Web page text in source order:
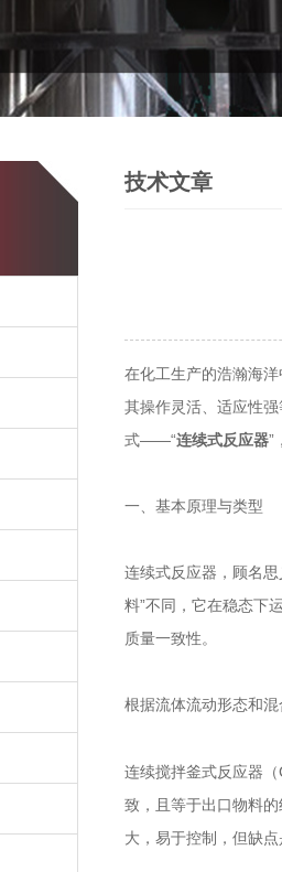
技术文章
在化工生产的浩瀚海
其操作灵活、适应性
式——“连续式反应器”
一、基本原理与类型
连续式反应器，顾名
料”不同，它在稳态下
质量一致性。
根据流体流动形态和
连续搅拌釜式反应器
致，且等于出口物料
大，易于控制，但缺